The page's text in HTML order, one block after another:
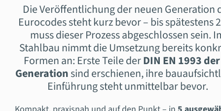
Die Veröffentlichung der neuen Generation
Eurocodes steht kurz bevor – bis spätestens
muss dieser Prozess abgeschlossen sein.
Stahlbau nimmt die Umsetzung bereits
Formen an: Erste Teile derDIN EN 1993
Generationsind erschienen, ihre
Einführung steht unmittelbar bevor.